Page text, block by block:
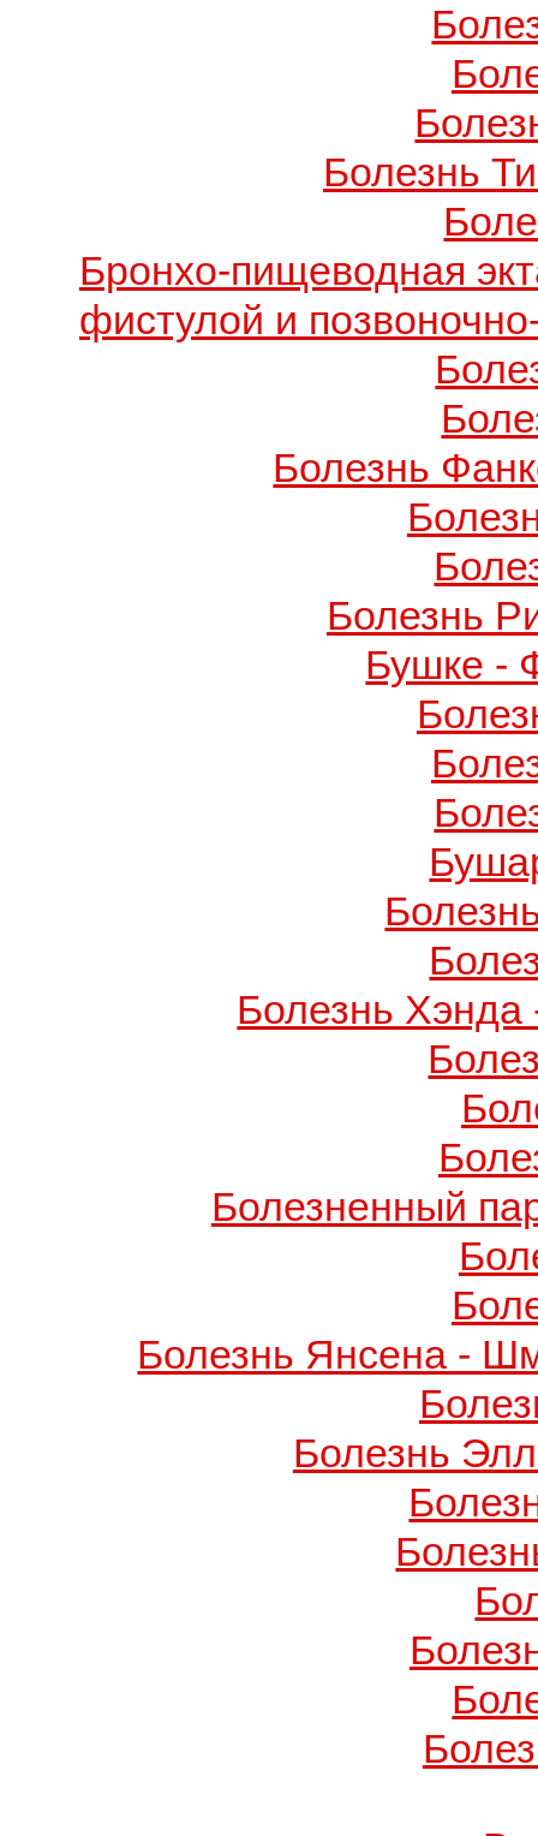
Болезнь
Бронхо-пищеводная
фистулой и
Болезнь
Болезнь
Бушке -
Болезнь
Болезненный
Болезнь Янсена -
Болезнь